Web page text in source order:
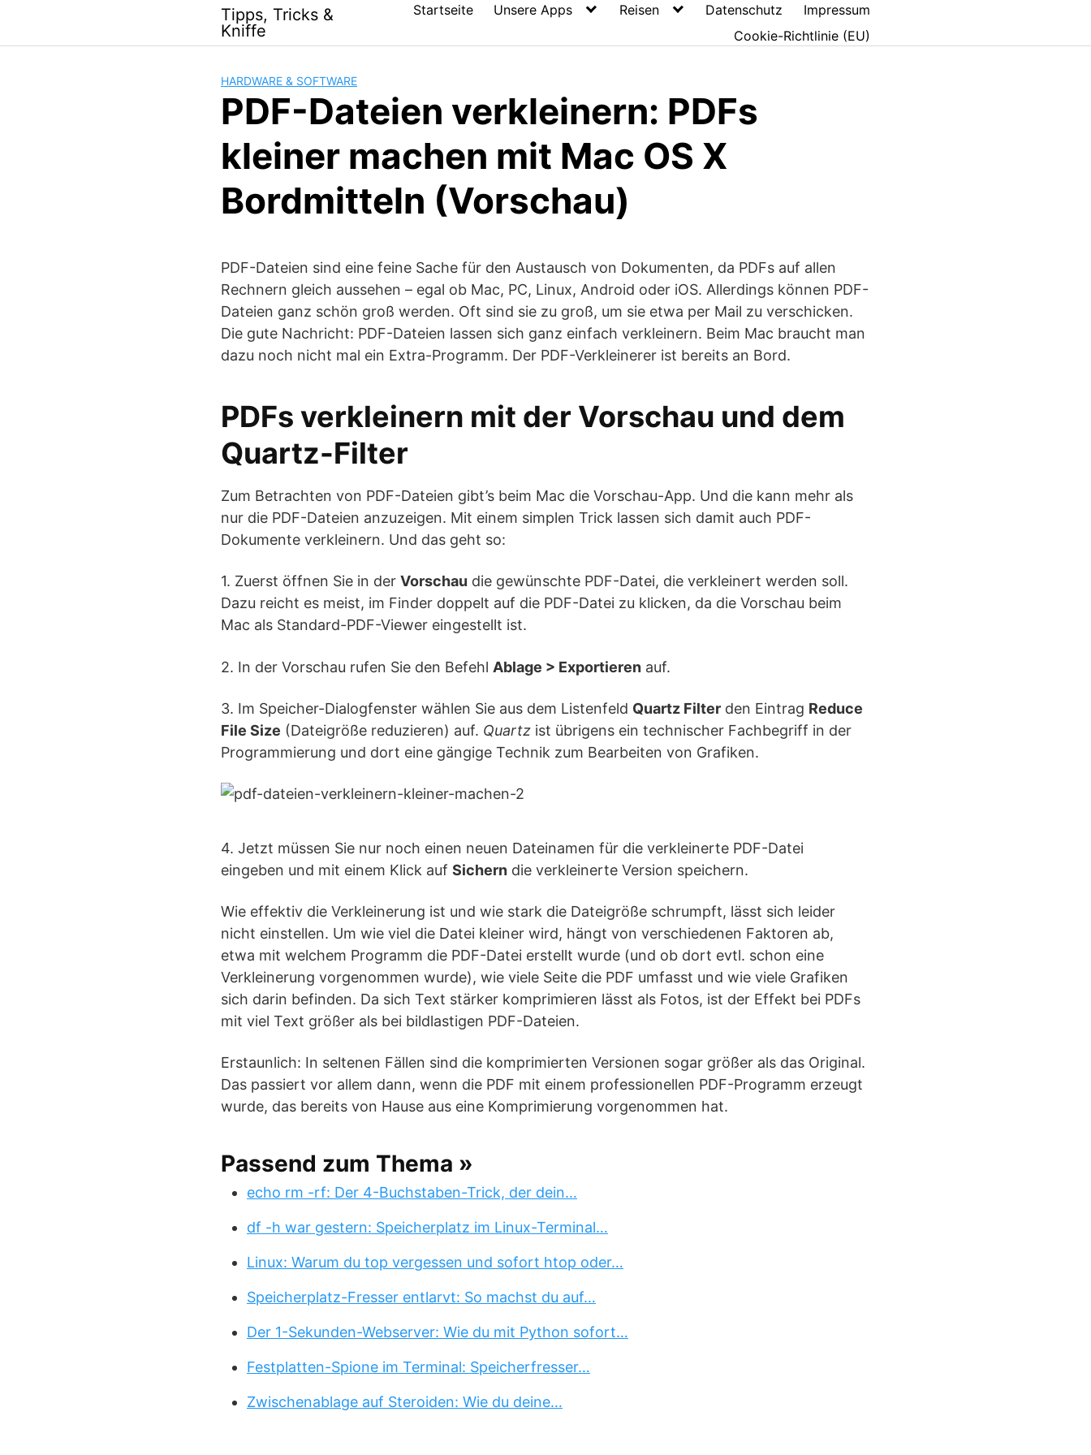
content
Tipps, Tricks &
Kniffe
Startseite Unsere Apps Reisen Datenschutz
Impressum
Cookie-Richtlinie (EU)
HARDWARE & SOFTWARE
PDF-Dateien verkleinern: PDFs
kleiner machen mit Mac OS X
Bordmitteln (Vorschau)
PDF-Dateien sind eine feine Sache für den Austausch von Dokumenten, da PDFs auf allen
Rechnern gleich aussehen – egal ob Mac, PC, Linux, Android oder iOS. Allerdings können PDF-
Dateien ganz schön groß werden. Oft sind sie zu groß, um sie etwa per Mail zu verschicken.
Die gute Nachricht: PDF-Dateien lassen sich ganz einfach verkleinern. Beim Mac braucht man
dazu noch nicht mal ein Extra-Programm. Der PDF-Verkleinerer ist bereits an Bord.
PDFs verkleinern mit der Vorschau und dem
Quartz-Filter
Zum Betrachten von PDF-Dateien gibt’s beim Mac die Vorschau-App. Und die kann mehr als
nur die PDF-Dateien anzuzeigen. Mit einem simplen Trick lassen sich damit auch PDF-
Dokumente verkleinern. Und das geht so:
1. Zuerst öffnen Sie in der Vorschau die gewünschte PDF-Datei, die verkleinert werden soll.
Dazu reicht es meist, im Finder doppelt auf die PDF-Datei zu klicken, da die Vorschau beim
Mac als Standard-PDF-Viewer eingestellt ist.
2. In der Vorschau rufen Sie den Befehl Ablage > Exportieren auf.
3. Im Speicher-Dialogfenster wählen Sie aus dem Listenfeld Quartz Filter den Eintrag Reduce
File Size (Dateigröße reduzieren) auf. Quartz ist übrigens ein technischer Fachbegriff in der
Programmierung und dort eine gängige Technik zum Bearbeiten von Grafiken.
4. Jetzt müssen Sie nur noch einen neuen Dateinamen für die verkleinerte PDF-Datei
eingeben und mit einem Klick auf Sichern die verkleinerte Version speichern.
Wie effektiv die Verkleinerung ist und wie stark die Dateigröße schrumpft, lässt sich leider
nicht einstellen. Um wie viel die Datei kleiner wird, hängt von verschiedenen Faktoren ab,
etwa mit welchem Programm die PDF-Datei erstellt wurde (und ob dort evtl. schon eine
Verkleinerung vorgenommen wurde), wie viele Seite die PDF umfasst und wie viele Grafiken
sich darin befinden. Da sich Text stärker komprimieren lässt als Fotos, ist der Effekt bei PDFs
mit viel Text größer als bei bildlastigen PDF-Dateien.
Erstaunlich: In seltenen Fällen sind die komprimierten Versionen sogar größer als das Original.
Das passiert vor allem dann, wenn die PDF mit einem professionellen PDF-Programm erzeugt
wurde, das bereits von Hause aus eine Komprimierung vorgenommen hat.
Passend zum Thema »
echo rm -rf: Der 4-Buchstaben-Trick, der dein…
df -h war gestern: Speicherplatz im Linux-Terminal…
Linux: Warum du top vergessen und sofort htop oder…
Speicherplatz-Fresser entlarvt: So machst du auf…
Der 1-Sekunden-Webserver: Wie du mit Python sofort…
Festplatten-Spione im Terminal: Speicherfresser…
Zwischenablage auf Steroiden: Wie du deine…